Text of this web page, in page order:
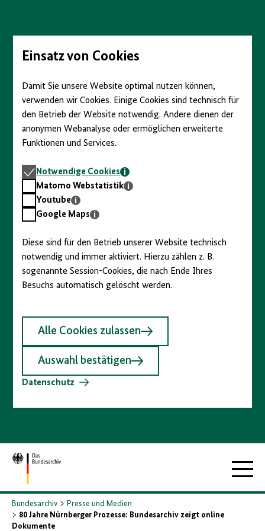
Seiteninhalt
springenEinsatz von Cookies
Damit Sie unsere Website optimal nutzen können,
verwenden wir Cookies. Einige Cookies sind technisch für
den Betrieb der Website notwendig. Andere dienen der
anonymen Webanalyse oder ermöglichen erweiterte
Funktionen und Services.
Notwendige
Cookies
Notwendige Cookies
Matomo
Webstatistik
Matomo Webstatistik
Youtube
Youtube
GoogleGoogle Maps
Diese sind für den Betrieb unserer Website technisch
notwendig und immer aktiviert. Hierzu zählen z. B.
sogenannte Session-Cookies, die nach Ende Ihres
Besuchs automatisch gelöscht werden.
Alle Cookies zulassen
Auswahl bestätigen
Datenschutz
Zur
Startseite
Bundesarchiv
Presse und Medien
80 Jahre Nürnberger Prozesse: Bundesarchiv zeigt online
Dokumente